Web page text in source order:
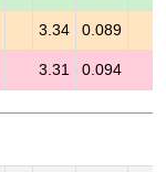
3.34 0.089
3.31 0.094